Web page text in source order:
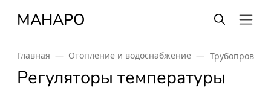
МАНАРО
Главная Отопление и водоснабжение
Регуляторы температуры